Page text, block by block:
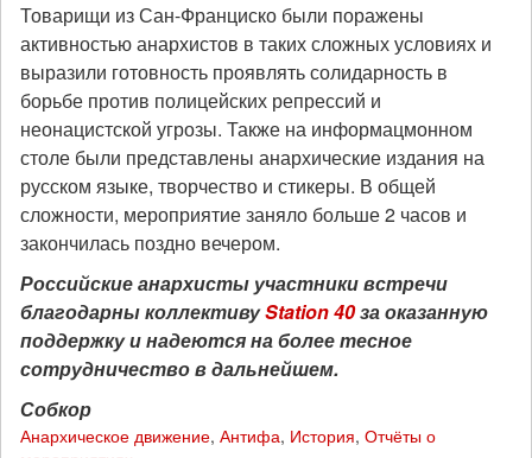
Товарищи из Сан-Франциско были поражены
активностью анархистов в таких сложных условиях и
выразили готовность проявлять солидарность в
борьбе против полицейских репрессий и
неонацистской угрозы. Также на информацмонном
столе были представлены анархические издания на
русском языке, творчество и стикеры. В общей
сложности, мероприятие заняло больше 2 часов и
закончилась поздно вечером.
Российские анархисты участники встречи
благодарны коллективуStation40за оказанную
поддержку и надеются на более тесное
сотрудничество в дальнейшем.
Собкор
Анархическое движение, Антифа, История, Отчёты о